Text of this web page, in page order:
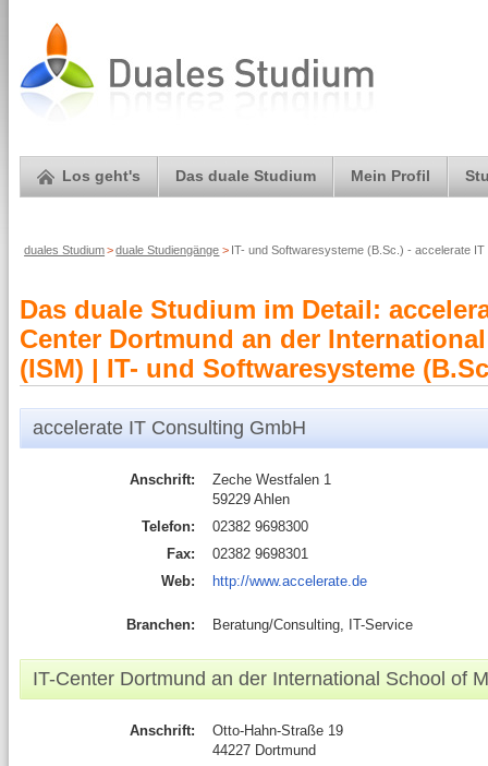
Los geht's Das duale Studium Mein Profil
duales Studium> duale Studiengänge > IT- und Softwaresysteme (B.Sc.) - accelerate
Das duale Studium im Detail:
Center Dortmund an der
(ISM) | IT- und Softwaresysteme
accelerate IT Consulting GmbH
Anschrift:
Zeche Westfalen 1
59229 Ahlen
Telefon:
02382 9698300
Fax:
02382 9698301
Web:
http://www.accelerate.de
Branchen: Beratung/Consulting, IT-Service
IT-Center Dortmund an der International School of
Anschrift:
Otto-Hahn-Straße 19
44227 Dortmund